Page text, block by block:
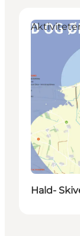
Hald-